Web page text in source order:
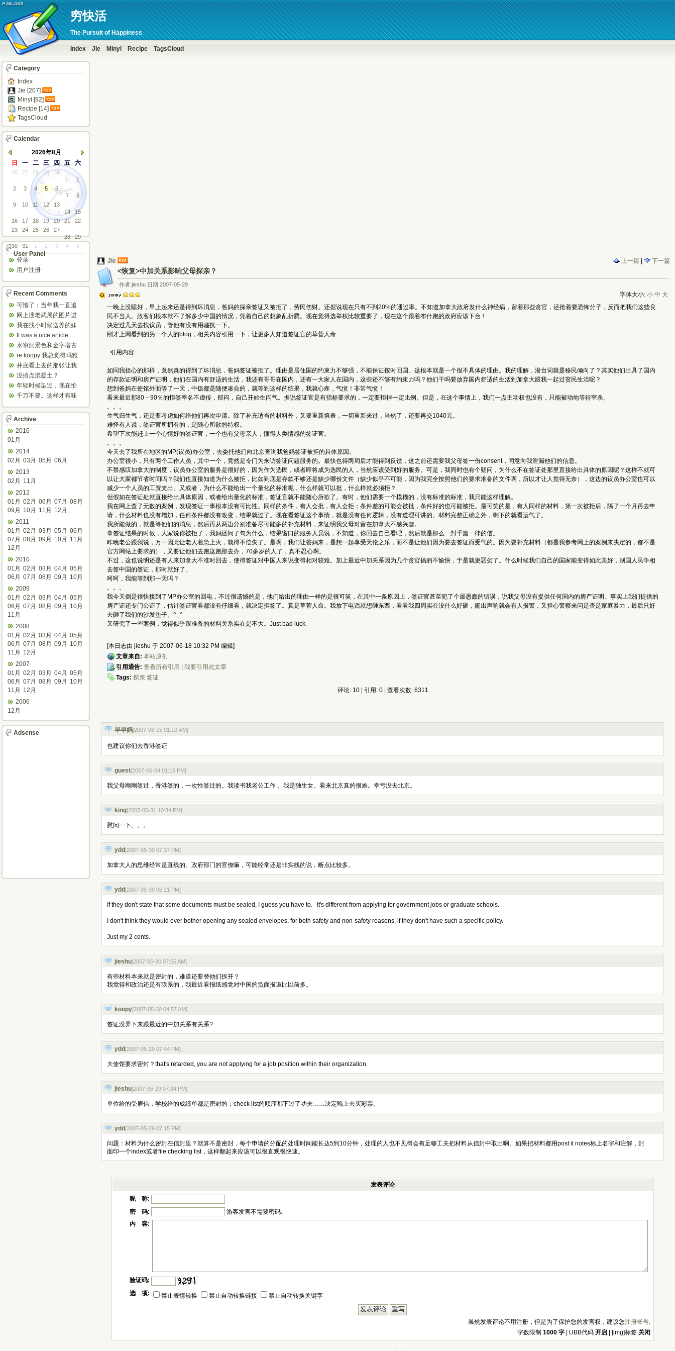
穷快活
The Pursuit of Happiness
Index Jie Minyi Recipe TagsCloud
上一篇 下一篇
Jie
<恢复>中加关系影响父母探亲？
作者:jieshu 日期:2007-05-29
字体大小: 小 中 大
一晚上没睡好，早上起来还是得到坏消息，爸妈的探亲签证又被拒了，劳民伤财。还据说现在只有不到20%的通过率。不知道加拿大政府发什么神经病，留着那些贪官，还抢着要恐怖分子，反而把我们这些良
民不当人。政客们根本就不了解多少中国的情况，凭着自己的想象乱折腾。现在觉得选举权比较重要了，现在这个跟着布什跑的政府应该下台！
决定过几天去找议员，管他有没有用骚扰一下。
刚才上网看到的另一个人的blog，相关内容引用一下，让更多人知道签证官的草菅人命……
引用内容
如同我担心的那样，竟然真的得到了坏消息，爸妈签证被拒了。理由是居住国的约束力不够强，不能保证按时回国。这根本就是一个很不具体的理由。我的理解，潜台词就是移民倾向了？其实他们出具了国内
的存款证明和房产证明，他们在国内有舒适的生活，我还有哥哥在国内，还有一大家人在国内，这些还不够有约束力吗？他们干吗要放弃国内舒适的生活到加拿大跟我一起过贫民生活呢？
想到爸妈在使馆外面等了一天，中饭都是随便凑合的，就等到这样的结果，我就心疼，气愤！非常气愤！
看来最近那80－90％的拒签率名不虚传，郁闷，自己开始生闷气。据说签证官是有指标要求的，一定要拒掉一定比例。但是，在这个事情上，我们一点主动权也没有，只能被动地等待宰杀。
。。。
生气归生气，还是要考虑如何给他们再次申请。除了补充适当的材料外，又要重新填表，一切重新来过，当然了，还要再交1040元。
难怪有人说，签证官所拥有的，是随心所欲的特权。
希望下次能赶上一个心情好的签证官，一个也有父母亲人，懂得人类情感的签证官。
。。。
今天去了我所在地区的MP(议员)办公室，去委托他们向北京查询我爸妈签证被拒的具体原因。
办公室很小，只有两个工作人员，其中一个，竟然是专门为来访签证问题服务的。最快也得两周后才能得到反馈，这之前还需要我父母签一份consent，同意向我泄漏他们的信息。
不禁感叹加拿大的制度，议员办公室的服务是很好的，因为作为选民，或者即将成为选民的人，当然应该受到好的服务。可是，我同时也有个疑问，为什么不在签证处那里直接给出具体的原因呢？这样不就可
以让大家都节省时间吗？我们也直接知道为什么被拒，比如到底是存款不够还是缺少哪份文件（缺少似乎不可能，因为我完全按照他们的要求准备的文件啊，所以才让人觉得无奈），这边的议员办公室也可以
减少一个人员的工资支出。又或者，为什么不能给出一个量化的标准呢，什么样就可以批，什么样就必须拒？
但假如在签证处就直接给出具体原因，或者给出量化的标准，签证官就不能随心所欲了。有时，他们需要一个模糊的，没有标准的标准，我只能这样理解。
我在网上查了无数的案例，发现签证一事根本没有可比性。同样的条件，有人会批，有人会拒；条件差的可能会被批，条件好的也可能被拒。最可笑的是，有人同样的材料，第一次被拒后，隔了一个月再去申
请，什么材料也没有增加，任何条件都没有改变，结果就过了。现在看签证这个事情，就是没有任何逻辑，没有道理可讲的。材料完整正确之外，剩下的就看运气了。
我所能做的，就是等他们的消息，然后再从两边分别准备尽可能多的补充材料，来证明我父母对留在加拿大不感兴趣。
拿签证结果的时候，人家说你被拒了，我妈还问了句为什么，结果窗口的服务人员说，不知道，你回去自己看吧，然后就是那么一封千篇一律的信。
昨晚老公跟我说，万一因此让老人着急上火，就得不偿失了。是啊，我们让爸妈来，是想一起享受天伦之乐，而不是让他们因为要去签证而受气的。因为要补充材料（都是我参考网上的案例来决定的，都不是
官方网站上要求的），又要让他们去跑这跑那去办，70多岁的人了，真不忍心啊。
不过，这也说明还是有人来加拿大不准时回去，使得签证对中国人来说变得相对较难。加上最近中加关系因为几个贪官搞的不愉快，于是就更恶劣了。什么时候我们自己的国家能变得如此美好，别国人民争相
去签中国的签证，那时就好了。
呵呵，我能等到那一天吗？
。。。
我今天倒是很快接到了MP办公室的回电，不过很遗憾的是，他们给出的理由一样的是很可笑，在其中一条原因上，签证官甚至犯了个最愚蠢的错误，说我父母没有提供任何国内的房产证明。事实上我们提供的
房产证还专门公证了，估计签证官看都没有仔细看，就决定拒签了。真是草菅人命。我放下电话就想砸东西，看看我四周实在没什么好砸，闹出声响就会有人报警，又担心警察来问是否是家庭暴力，最后只好
去砸了我们的沙发垫子。^_^
又研究了一些案例，觉得似乎跟准备的材料关系实在是不大。Just bad luck.
[本日志由 jieshu 于 2007-06-18 10:32 PM 编辑]
文章来自: 本站原创
引用通告: 查看所有引用
我要引用此文章
Tags: 探亲 签证
评论: 10 | 引用: 0 | 查看次数: 6311
早早妈[2007-06-15 01:10 AM]
也建议你们去香港签证
guest[2007-06-04 01:16 PM]
我父母刚刚签过，香港签的，一次性签过的。我读书我老公工作， 我是独生女。看来北京真的很难。幸亏没去北京。
king[2007-05-31 10:34 PM]
慰问一下。。。
ydd [2007-05-30 07:37 PM]
加拿大人的思维经常是直线的。政府部门的官僚嘛，可能经常还是非实线的说，断点比较多。
ydd [2007-05-30 06:21 PM]
If they don't state that some documents must be sealed, I guess you have to. It's different from applying for government jobs or graduate schools.
I don't think they would ever bother opening any sealed envelopes, for both safety and non-safety reasons, if they don't have such a specific policy.
Just my 2 cents.
jieshu[2007-05-30 07:55 AM]
有些材料本来就是密封的，难道还要替他们拆开？
我觉得和政治还是有联系的，我最近看报纸感觉对中国的负面报道比以前多。
koopy[2007-05-30 04:57 AM]
签证没弄下来跟最近的中加关系有关系?
ydd [2007-05-29 07:44 PM]
大使馆要求密封？that's retarded, you are not applying for a job position within their organization.
jieshu[2007-05-29 07:34 PM]
单位给的受雇信，学校给的成绩单都是密封的；check list的顺序都下过了功夫……决定晚上去买彩票。
ydd [2007-05-29 07:15 PM]
问题：材料为什么密封在信封里？就算不是密封，每个申请的分配的处理时间能长达5到10分钟，处理的人也不见得会有足够工夫把材料从信封中取出啊。如果把材料都用post it notes标上名字和注解，封
面印一个index或者file checking list，这样翻起来应该可以很直观很快速。
发表评论
昵 称:
密 码:
游客发言不需要密码.
内 容:
验证码:
选 项:
禁止表情转换 禁止自动转换链接 禁止自动转换关键字
虽然发表评论不用注册，但是为了保护您的发言权，建议您注册帐号.
字数限制1000 字 | UBB代码开启 | [img]标签 关闭
Category
Index
Jie [207]
Minyi [92]
Recipe [14]
TagsCloud
Calendar
2026年8月
日
一 二 三 四 五 六
26 27 28 29
30
31
1
2
3 4 5
6
7
8
9
10 11 12
13
14
15
16
17 18 19 20 21
22
23
24 25 26
27
28
29
30
31 1 2 3 4 5
User Panel
登录
用户注册
Recent Comments
可惜了；当年我一直追
着这个，看博主夫妇一
步步在多伦...
网上搜老武展的图片进
来了，一晃是你十年前
的帖子，时...
我在找小时候送养的妹
妹，有人QQ找我说找到
了匹配的...
It was a nice article
and...
水帘洞景色和金字塔古
迹都不错。
re koopy:我总觉得玛雅
人见过外星人。不然哪...
井底看上去的那张让我
想起了蝙蝠侠。。下棋
那张会不会...
没搞点混凝土？
年轻时候染过，现在怕
伤头发不敢染了。不过
千万不要。这样才有味
气场。
Archive
2016
01月
2014
02月 03月 05月 06月
2013
02月
11月
2012
01月 02月 06月 07月 08月
09月
10月 11月
12月
2011
01月 02月 03月 05月 06月
07月 08月 09月 10月
11月
12月
2010
01月 02月 03月 04月 05月
06月 07月 08月 09月
10月
2009
01月 02月 03月 04月 05月
06月 07月 08月 09月
10月
11月
2008
01月 02月 03月 04月 05月
06月 07月 08月 09月
10月
11月
12月
2007
01月 02月 03月 04月 05月
06月 07月 08月 09月
10月
11月
12月
2006
12月
Adsense